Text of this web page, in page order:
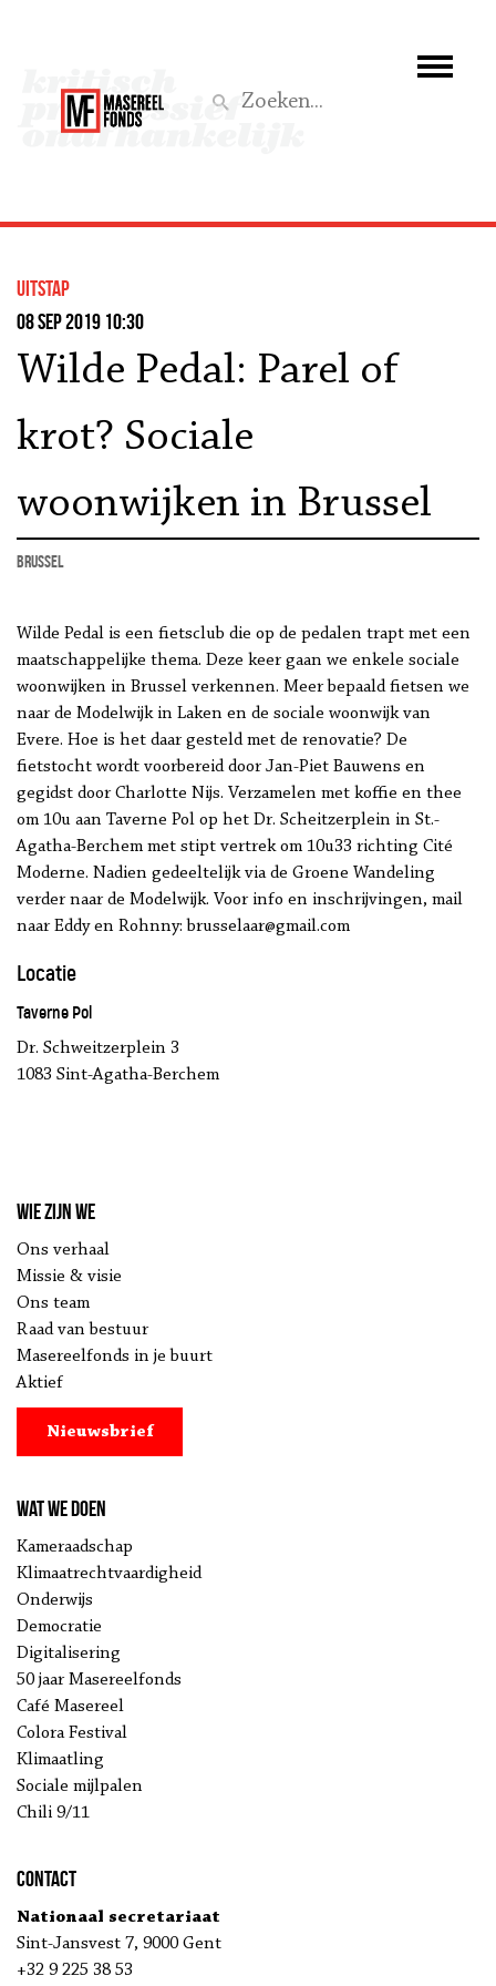
Wat we doen
Aktief
uitstap
08 sep 2019 10:30
Wilde Pedal: Parel of
krot? Sociale
woonwijken in Brussel
Brussel
Wilde Pedal is een fietsclub die op de pedalen trapt met een
maatschappelijke thema. Deze keer gaan we enkele sociale
woonwijken in Brussel verkennen. Meer bepaald fietsen we
naar de Modelwijk in Laken en de sociale woonwijk van
Evere. Hoe is het daar gesteld met de renovatie? De
fietstocht wordt voorbereid door Jan-Piet Bauwens en
gegidst door Charlotte Nijs. Verzamelen met koffie en thee
om 10u aan Taverne Pol op het Dr. Scheitzerplein in St.-
Agatha-Berchem met stipt vertrek om 10u33 richting Cité
Moderne. Nadien gedeeltelijk via de Groene Wandeling
verder naar de Modelwijk. Voor info en inschrijvingen, mail
naar Eddy en Rohnny: brusselaar@gmail.com
Locatie
Taverne Pol
Dr. Schweitzerplein 3
1083 Sint-Agatha-Berchem
Wie zijn we
Ons verhaal
Missie & visie
Ons team
Raad van bestuur
Masereelfonds in je buurt
Aktief
Nieuwsbrief
Wat we doen
Kameraadschap
Klimaatrechtvaardigheid
Onderwijs
Democratie
Digitalisering
50 jaar Masereelfonds
Café Masereel
Colora Festival
Klimaatling
Sociale mijlpalen
Chili 9/11
Contact
Nationaal secretariaat
Sint-Jansvest 7, 9000 Gent
+32 9 225 38 53